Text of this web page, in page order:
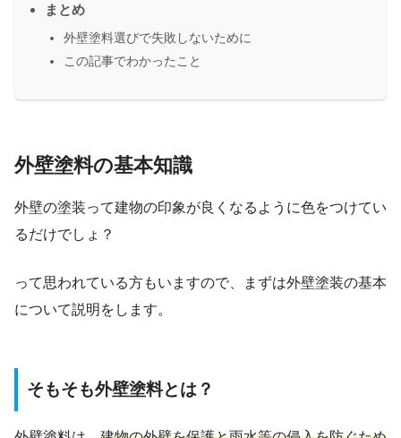
まとめ
外壁塗料選びで失敗しないために
この記事でわかったこと
外壁塗料の基本知識
外壁の塗装って建物の印象が良くなるように色をつけてい
るだけでしょ？
って思われている方もいますので、まずは外壁塗装の基本
について説明をします。
そもそも外壁塗料とは？